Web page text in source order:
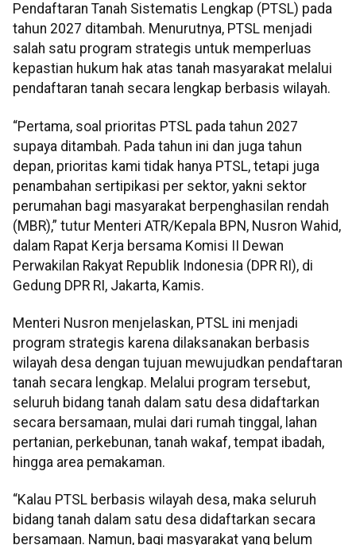
Pendaftaran Tanah Sistematis Lengkap (PTSL) pada
tahun 2027 ditambah. Menurutnya, PTSL menjadi
salah satu program strategis untuk memperluas
kepastian hukum hak atas tanah masyarakat melalui
pendaftaran tanah secara lengkap berbasis wilayah.
“Pertama, soal prioritas PTSL pada tahun 2027
supaya ditambah. Pada tahun ini dan juga tahun
depan, prioritas kami tidak hanya PTSL, tetapi juga
penambahan sertipikasi per sektor, yakni sektor
perumahan bagi masyarakat berpenghasilan rendah
(MBR),” tutur Menteri ATR/Kepala BPN, Nusron Wahid,
dalam Rapat Kerja bersama Komisi II Dewan
Perwakilan Rakyat Republik Indonesia (DPR RI), di
Gedung DPR RI, Jakarta, Kamis.
Menteri Nusron menjelaskan, PTSL ini menjadi
program strategis karena dilaksanakan berbasis
wilayah desa dengan tujuan mewujudkan pendaftaran
tanah secara lengkap. Melalui program tersebut,
seluruh bidang tanah dalam satu desa didaftarkan
secara bersamaan, mulai dari rumah tinggal, lahan
pertanian, perkebunan, tanah wakaf, tempat ibadah,
hingga area pemakaman.
“Kalau PTSL berbasis wilayah desa, maka seluruh
bidang tanah dalam satu desa didaftarkan secara
bersamaan. Namun, bagi masyarakat yang belum